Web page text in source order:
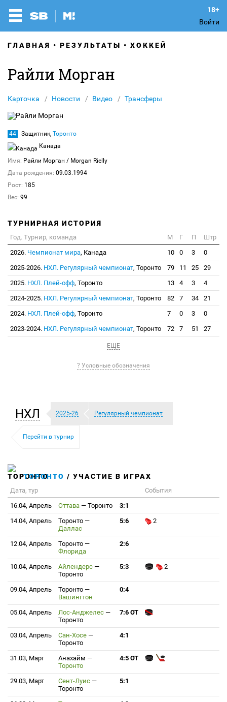
Войти
ГЛАВНАЯ РЕЗУЛЬТАТЫ ХОККЕЙ
Райли Морган
Карточка Новости Видео Трансферы
44 Защитник, Торонто
Канада
Имя: Райли Морган / Morgan Rielly
Дата рождения: 09.03.1994
Рост: 185
Вес: 99
ТУРНИРНАЯ ИСТОРИЯ
Год. Турнир, команда М Г П
Штр
2026. Чемпионат мира, Канада 10 0 3
0
2025-2026. НХЛ. Регулярный чемпионат, Торонто 79 11 25
29
2025. НХЛ. Плей-офф, Торонто 13 4 3
4
2024-2025. НХЛ. Регулярный чемпионат, Торонто 82 7 34
21
2024. НХЛ. Плей-офф, Торонто 7 0 3
0
2023-2024. НХЛ. Регулярный чемпионат, Торонто 72 7 51 27
ЕЩЕ
? Условные обозначения
НХЛ 2025-26 Регулярный чемпионат
Перейти в турнир
ТОРОНТО / УЧАСТИЕ В ИГРАХ
Дата, тур
События
16.04, Апрель
Оттава — Торонто
3:1
14.04, Апрель
Торонто —
Даллас
5:6 2
12.04, Апрель Торонто —
Флорида
2:6
10.04, Апрель Айлендерс —
Торонто
5:3 2
09.04, Апрель Торонто —
Вашингтон
0:4
05.04, Апрель Лос-Анджелес —
Торонто
7:6 ОТ
03.04, Апрель Сан-Хосе —
Торонто
4:1
31.03, Март Анахайм —
Торонто
4:5 ОТ
29.03, Март Сент-Луис —
Торонто
5:1